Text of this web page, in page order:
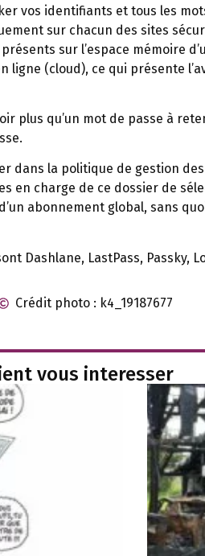
vos identifiants et tous les
sur chacun des sites
sur l’espace mémoire
ligne (cloud), ce qui présente
plus qu’un mot de passe à
dans la politique de gestion
en charge de ce dossier de
abonnement global, sans
Dashlane, LastPass, Passky,
Crédit photo : k4_19187677
vous interesser